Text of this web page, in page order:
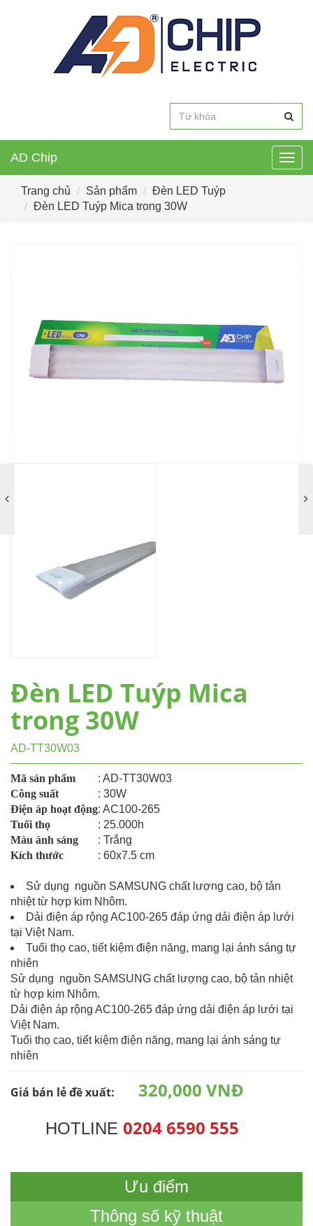
AD Chip
Trang chủ Sản phẩm
Đèn LED Tuýp
Đèn LED Tuýp Mica trong 30W
Đèn LED Tuýp Mica
trong 30W
AD-TT30W03
Mã sản phẩm
: AD-TT30W03
Công suất
: 30W
Điện áp hoạt động: AC100-265
Tuổi thọ
: 25.000h
Màu ánh sáng
: Trắng
Kích thước
: 60x7.5 cm
Sử dụng nguồn SAMSUNG chất lượng cao, bộ tản
nhiệt từ hợp kim Nhôm.
Dải điện áp rộng AC100-265 đáp ứng dải điện áp lưới
tại Việt Nam.
Tuổi thọ cao, tiết kiệm điện năng, mang lại ánh sáng tự
nhiên
Sử dụng nguồn SAMSUNG chất lượng cao, bộ tản nhiệt
từ hợp kim Nhôm.
Dải điện áp rộng AC100-265 đáp ứng dải điện áp lưới tại
Việt Nam.
Tuổi thọ cao, tiết kiệm điện năng, mang lại ánh sáng tự
nhiên
Giá bán lẻ đề xuất: 320,000 VNĐ
HOTLINE 0204 6590 555
Ưu điểm
Thông số kỹ thuật